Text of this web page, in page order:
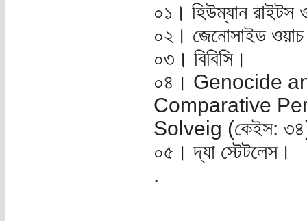
০১। হিউম্যান রাইটস
০২। জেনোসাইড
০৩। বিবিসি।
০৪। Genocide
Comparative
Solveig (কেইস:
০৫। দ্যা স্টেটলেস।
.